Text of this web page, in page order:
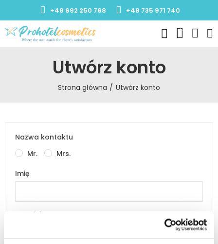
+48 692 250 768 +48 735 971 740
0
Utwórz konto
Strona główna Utwórz konto
Nazwa kontaktu
Mr.
Mrs.
Imię
Nazwisko